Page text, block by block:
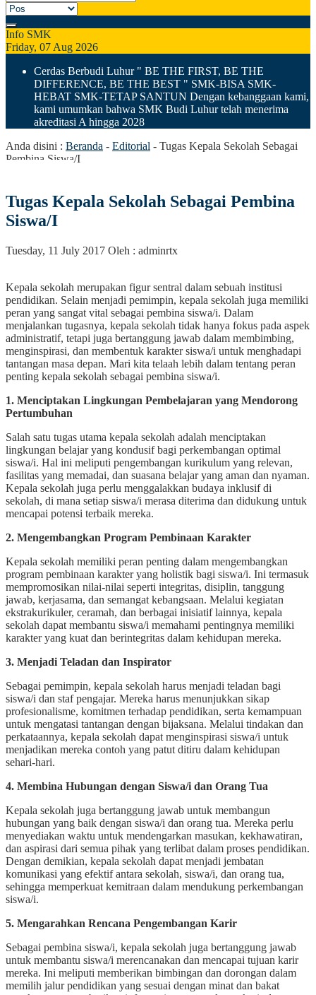
Info SMK
Friday, 07 Aug 2026
Cerdas Berbudi Luhur " BE THE FIRST, BE THE
DIFFERENCE, BE THE BEST " SMK-BISA SMK-
HEBAT SMK-TETAP SANTUN Dengan kebanggaan kami,
kami umumkan bahwa SMK Budi Luhur telah menerima
akreditasi A hingga 2028
Anda disini : Beranda - Editorial - Tugas Kepala Sekolah Sebagai
Pembina Siswa/I
Tugas Kepala Sekolah Sebagai Pembina
Siswa/I
Tuesday, 11 July 2017 Oleh : adminrtx
Kepala sekolah merupakan figur sentral dalam sebuah institusi
pendidikan. Selain menjadi pemimpin, kepala sekolah juga memiliki
peran yang sangat vital sebagai pembina siswa/i. Dalam
menjalankan tugasnya, kepala sekolah tidak hanya fokus pada aspek
administratif, tetapi juga bertanggung jawab dalam membimbing,
menginspirasi, dan membentuk karakter siswa/i untuk menghadapi
tantangan masa depan. Mari kita telaah lebih dalam tentang peran
penting kepala sekolah sebagai pembina siswa/i.
1. Menciptakan Lingkungan Pembelajaran yang Mendorong
Pertumbuhan
Salah satu tugas utama kepala sekolah adalah menciptakan
lingkungan belajar yang kondusif bagi perkembangan optimal
siswa/i. Hal ini meliputi pengembangan kurikulum yang relevan,
fasilitas yang memadai, dan suasana belajar yang aman dan nyaman.
Kepala sekolah juga perlu menggalakkan budaya inklusif di
sekolah, di mana setiap siswa/i merasa diterima dan didukung untuk
mencapai potensi terbaik mereka.
2. Mengembangkan Program Pembinaan Karakter
Kepala sekolah memiliki peran penting dalam mengembangkan
program pembinaan karakter yang holistik bagi siswa/i. Ini termasuk
mempromosikan nilai-nilai seperti integritas, disiplin, tanggung
jawab, kerjasama, dan semangat kebangsaan. Melalui kegiatan
ekstrakurikuler, ceramah, dan berbagai inisiatif lainnya, kepala
sekolah dapat membantu siswa/i memahami pentingnya memiliki
karakter yang kuat dan berintegritas dalam kehidupan mereka.
3. Menjadi Teladan dan Inspirator
Sebagai pemimpin, kepala sekolah harus menjadi teladan bagi
siswa/i dan staf pengajar. Mereka harus menunjukkan sikap
profesionalisme, komitmen terhadap pendidikan, serta kemampuan
untuk mengatasi tantangan dengan bijaksana. Melalui tindakan dan
perkataannya, kepala sekolah dapat menginspirasi siswa/i untuk
menjadikan mereka contoh yang patut ditiru dalam kehidupan
sehari-hari.
4. Membina Hubungan dengan Siswa/i dan Orang Tua
Kepala sekolah juga bertanggung jawab untuk membangun
hubungan yang baik dengan siswa/i dan orang tua. Mereka perlu
menyediakan waktu untuk mendengarkan masukan, kekhawatiran,
dan aspirasi dari semua pihak yang terlibat dalam proses pendidikan.
Dengan demikian, kepala sekolah dapat menjadi jembatan
komunikasi yang efektif antara sekolah, siswa/i, dan orang tua,
sehingga memperkuat kemitraan dalam mendukung perkembangan
siswa/i.
5. Mengarahkan Rencana Pengembangan Karir
Sebagai pembina siswa/i, kepala sekolah juga bertanggung jawab
untuk membantu siswa/i merencanakan dan mencapai tujuan karir
mereka. Ini meliputi memberikan bimbingan dan dorongan dalam
memilih jalur pendidikan yang sesuai dengan minat dan bakat